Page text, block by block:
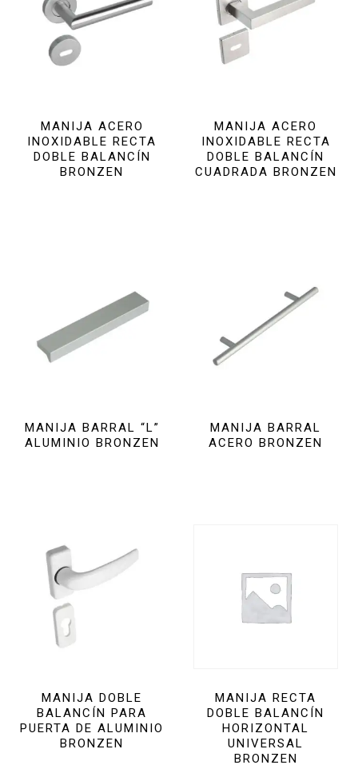
MANIJA ACERO
INOXIDABLE RECTA
DOBLE BALANCÍN
BRONZEN
MANIJA ACERO
INOXIDABLE RECTA
DOBLE BALANCÍN
CUADRADA BRONZEN
MANIJA BARRAL “L”
ALUMINIO BRONZEN
MANIJA BARRAL
ACERO BRONZEN
MANIJA DOBLE
BALANCÍN PARA
PUERTA DE ALUMINIO
BRONZEN
MANIJA RECTA
DOBLE BALANCÍN
HORIZONTAL
UNIVERSAL
BRONZEN